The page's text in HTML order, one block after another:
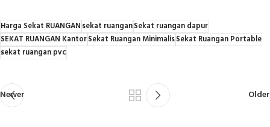
Harga Sekat RUANGANsekat ruanganSekat ruangan dapur
SEKAT RUANGAN KantorSekat Ruangan MinimalisSekat Ruangan Portable
sekat ruangan pvc
Newer Older